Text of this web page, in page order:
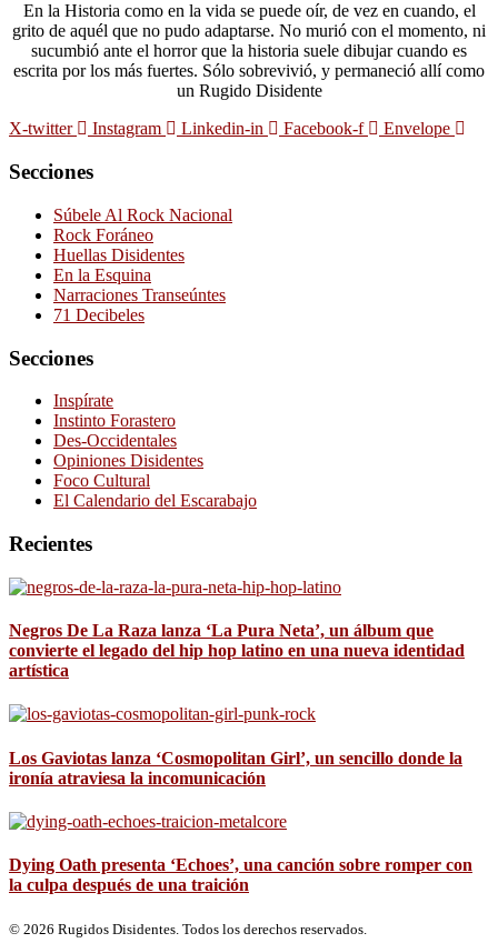
En la Historia como en la vida se puede oír, de vez en cuando, el
grito de aquél que no pudo adaptarse. No murió con el momento, ni
sucumbió ante el horror que la historia suele dibujar cuando es
escrita por los más fuertes. Sólo sobrevivió, y permaneció allí como
un Rugido Disidente
X-twitter
Instagram Linkedin-in Facebook-f Envelope
Secciones
Súbele Al Rock Nacional
Rock Foráneo
Huellas Disidentes
En la Esquina
Narraciones Transeúntes
71 Decibeles
Secciones
Inspírate
Instinto Forastero
Des-Occidentales
Opiniones Disidentes
Foco Cultural
El Calendario del Escarabajo
Recientes
Negros De La Raza lanza ‘La Pura Neta’, un álbum que
convierte el legado del hip hop latino en una nueva identidad
artística
Los Gaviotas lanza ‘Cosmopolitan Girl’, un sencillo donde la
ironía atraviesa la incomunicación
Dying Oath presenta ‘Echoes’, una canción sobre romper con
la culpa después de una traición
© 2026 Rugidos Disidentes. Todos los derechos reservados.